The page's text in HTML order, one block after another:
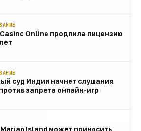
Online продлила лицензию
суд Индии начнет слушания
запрета онлайн-игр
Island может приносить